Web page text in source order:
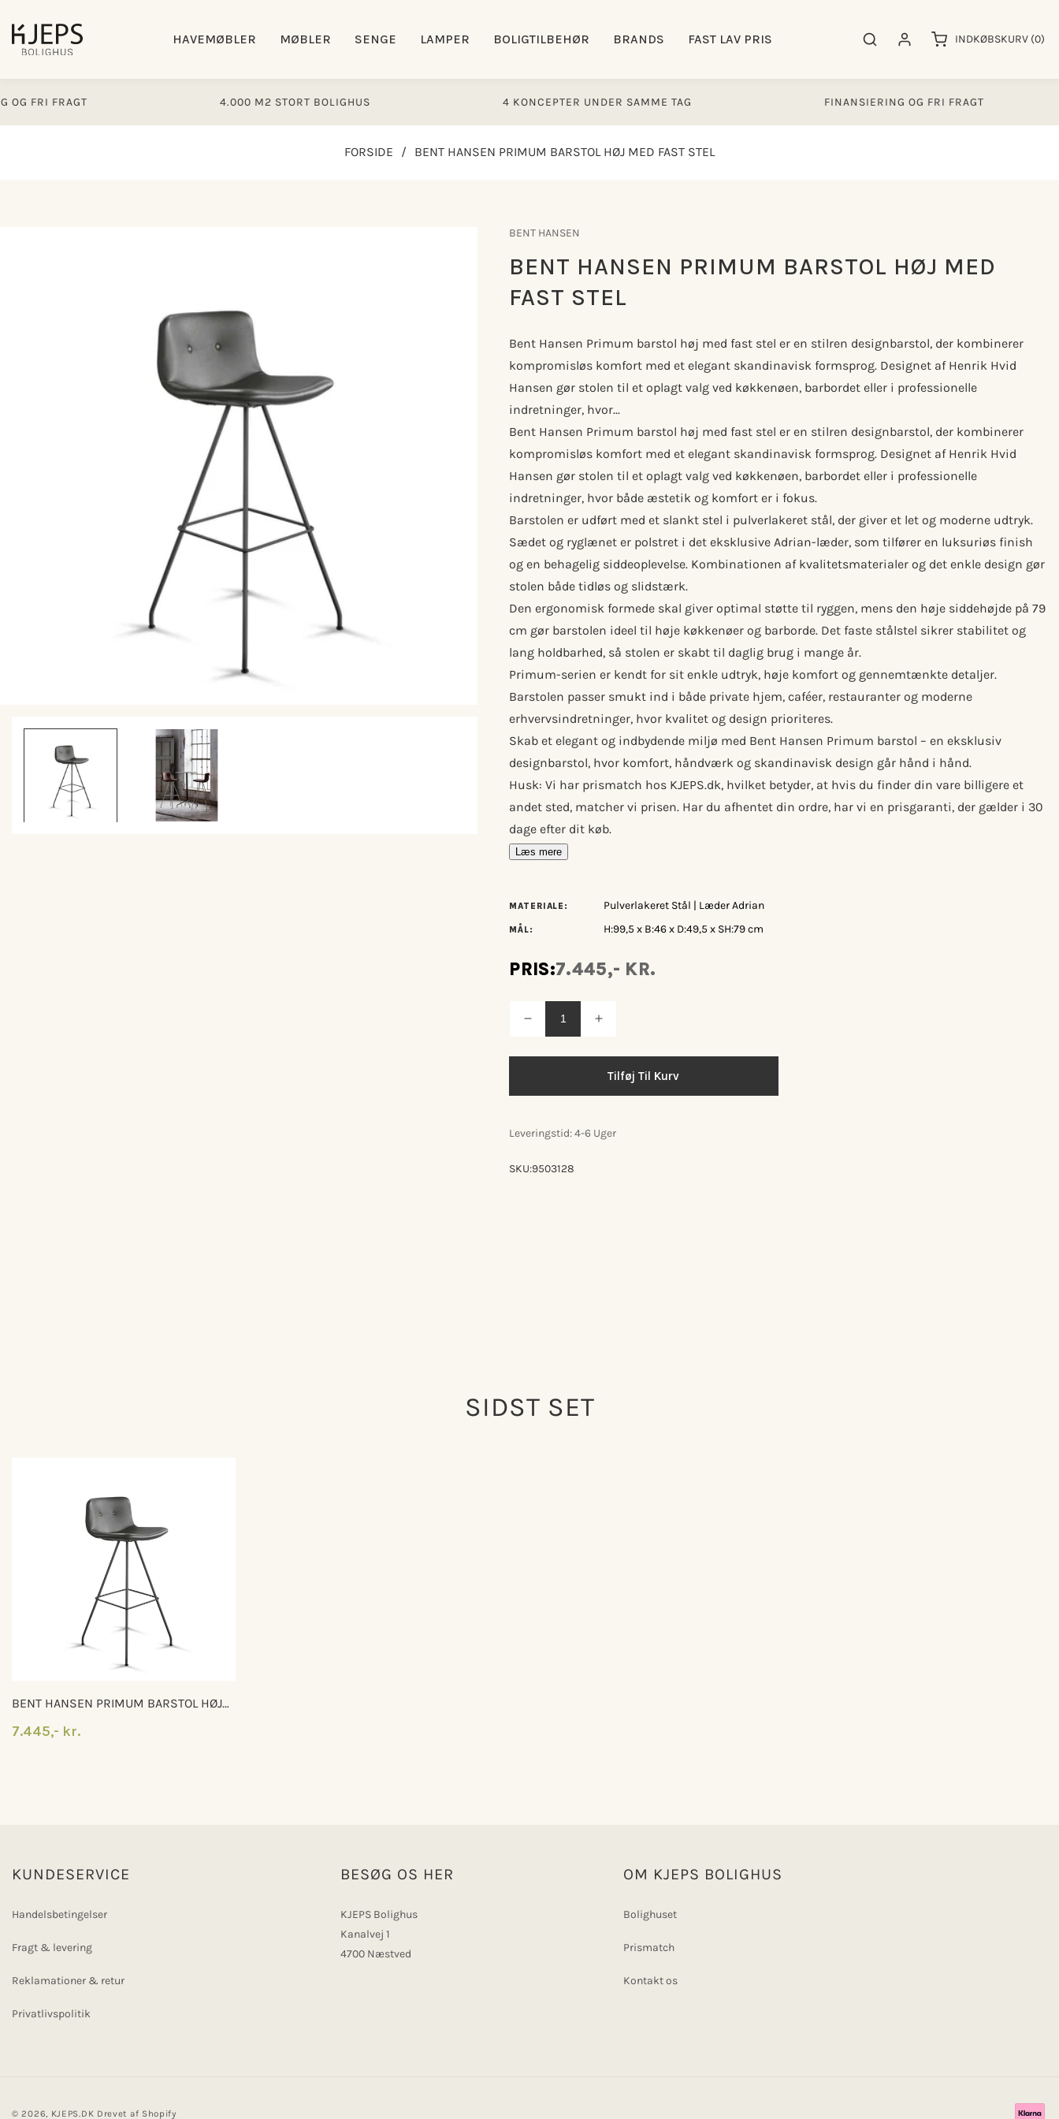
indhold
HAVEMØBLER MØBLER SENGE LAMPER BOLIGTILBEHØR BRANDS FAST LAV PRIS SøgeresultaterLog ind INDKØBSKURV (0)
varer
FRAGT 4.000 M2 STORT BOLIGHUS 4 KONCEPTER UNDER SAMME TAG FINANSIERING OG FRI FRAGT
FORSIDE / BENT HANSEN PRIMUM BARSTOL HØJ MED FAST STEL
BENT HANSEN
BENT HANSEN PRIMUM BARSTOL HØJ MED
FAST STEL
Bent Hansen Primum barstol høj med fast stel er en stilren designbarstol, der kombinerer
kompromisløs komfort med et elegant skandinavisk formsprog. Designet af Henrik Hvid
Hansen gør stolen til et oplagt valg ved køkkenøen, barbordet eller i professionelle
indretninger, hvor...
Bent Hansen Primum barstol høj med fast stel er en stilren designbarstol, der kombinerer
kompromisløs komfort med et elegant skandinavisk formsprog. Designet af Henrik Hvid
Hansen gør stolen til et oplagt valg ved køkkenøen, barbordet eller i professionelle
indretninger, hvor både æstetik og komfort er i fokus.
Barstolen er udført med et slankt stel i pulverlakeret stål, der giver et let og moderne udtryk.
Sædet og ryglænet er polstret i det eksklusive Adrian-læder, som tilfører en luksuriøs finish
og en behagelig siddeoplevelse. Kombinationen af kvalitetsmaterialer og det enkle design gør
stolen både tidløs og slidstærk.
Den ergonomisk formede skal giver optimal støtte til ryggen, mens den høje siddehøjde på 79
cm gør barstolen ideel til høje køkkenøer og barborde. Det faste stålstel sikrer stabilitet og
lang holdbarhed, så stolen er skabt til daglig brug i mange år.
Primum-serien er kendt for sit enkle udtryk, høje komfort og gennemtænkte detaljer.
Barstolen passer smukt ind i både private hjem, caféer, restauranter og moderne
erhvervsindretninger, hvor kvalitet og design prioriteres.
Skab et elegant og indbydende miljø med Bent Hansen Primum barstol – en eksklusiv
designbarstol, hvor komfort, håndværk og skandinavisk design går hånd i hånd.
Husk: Vi har prismatch hos KJEPS.dk, hvilket betyder, at hvis du finder din vare billigere et
andet sted, matcher vi prisen. Har du afhentet din ordre, har vi en prisgaranti, der gælder i 30
dage efter dit køb.
Læs mere
MATERIALE: Pulverlakeret Stål | Læder Adrian
MÅL: H:99,5 x B:46 x D:49,5 x SH:79 cm
PRIS:7.445,- KR.
Reducer
antallet
barstol
fast
Øg
Hansen
Primum
barstol
fast
Tilføj Til Kurv
Leveringstid: 4-6 Uger
SKU:9503128
SIDST SET
BENT HANSEN PRIMUM BARSTOL HØJ
7.445,- kr.
KUNDESERVICE
Handelsbetingelser
Fragt & levering
Reklamationer & retur
Privatlivspolitik
BESØG OS HER
KJEPS Bolighus
Kanalvej 1
4700 Næstved
OM KJEPS BOLIGHUS
Bolighuset
Prismatch
Kontakt os
© 2026, KJEPS.DK Drevet af Shopify